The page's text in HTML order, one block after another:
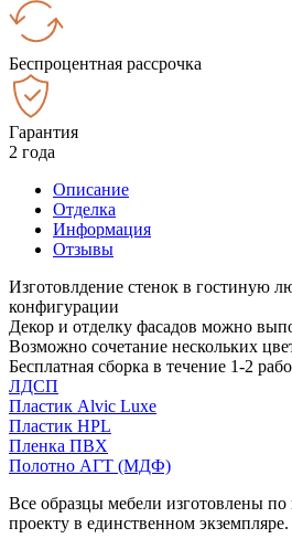
Беспроцентная рассрочка
Гарантия
2 года
Описание
Отделка
Информация
Отзывы
Изготовлдение стенок в гостиную
конфигурации
Декор и отделку фасадов можно
Возможно сочетание нескольких
Бесплатная сборка в течение 1-2
ЛДСП
Пластик Alvic Luxe
Пластик HPL
Пленка ПВХ
Полотно АГТ (МДФ)
Все образцы мебели изготовлены
проекту в единственном экземпляре.